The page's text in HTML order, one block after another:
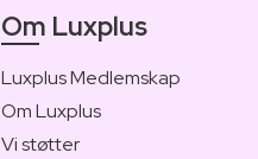
Om Luxplus
Luxplus Medlemskap
Om Luxplus
Vi støtter